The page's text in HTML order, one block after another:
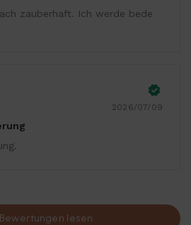
zauberhaft. Ich werde bede
2026/07/09
lesen